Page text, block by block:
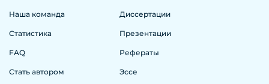
Наша команда
Статистика
FAQ
Стать автором
Диссертации
Презентации
Рефераты
Эссе